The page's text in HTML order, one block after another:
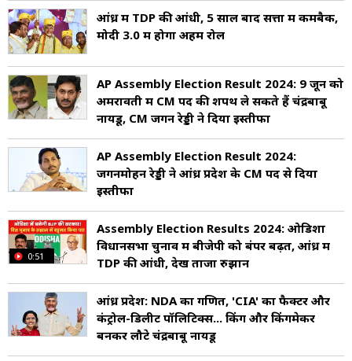
आंध्र में TDP की आंधी, 5 साल बाद सत्ता में कमबैक,
मोदी 3.0 में होगा अहम रोल
AP Assembly Election Result 2024: 9 जून को
अमरावती में CM पद की शपथ ले सकते हैं चंद्रबाबू
नायडू, CM जगन रेड्डी ने दिया इस्तीफा
AP Assembly Election Result 2024:
जगनमोहन रेड्डी ने आंध्र प्रदेश के CM पद से दिया
इस्तीफा
0:51
Assembly Election Results 2024: ओडिशा
विधानसभा चुनाव में बीजेपी को बंपर बढ़त, आंध्र में
TDP की आंधी, देखें ताजा रुझान
आंध्र प्रदेश: NDA का गणित, 'CIA' का फैक्टर और
कंट्रोल-डिलीट पॉलिटिक्स... किंग और किंगमेकर
बनकर लौटे चंद्रबाबू नायडू